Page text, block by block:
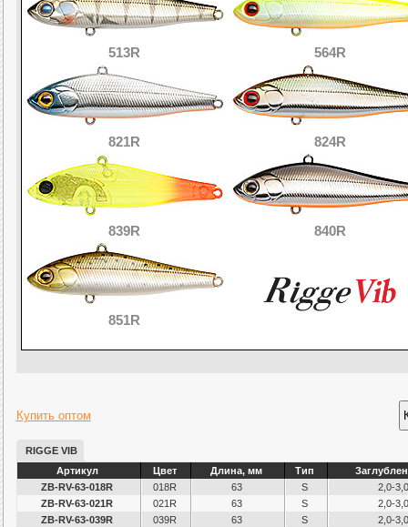
513R 564R
821R 824R
839R 840R
851R
Купить оптом
RIGGE VIB
Артикул
Цвет Длина, мм Тип
ZB-RV-63-018R
018R 63 S
2,0-3,0
ZB-RV-63-021R
021R 63 S
2,0-3,0
ZB-RV-63-039R
039R 63 S
2,0-3,0